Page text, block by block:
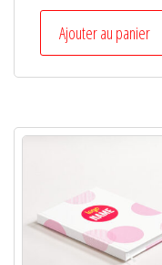
Ajouter au panier